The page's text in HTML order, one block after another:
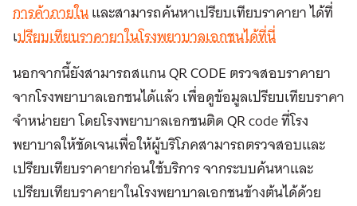
การค้าภายในและสามารถค้นหาเปรียบเทียบราคายา ได้ที่
เปรียบเทียบราคายาในโรงพยาบาลเอกชนได้ที่นี่
นอกจากนี้ยังสามารถสแกน QR CODE ตรวจสอบราคายา
จากโรงพยาบาลเอกชนได้แล้ว เพื่อดูข้อมูลเปรียบเทียบราคา
จำหน่ายยา โดยโรงพยาบาลเอกชนติด QR code ที่โรง
พยาบาลให้ชัดเจนเพื่อให้ผู้บริโภคสามารถตรวจสอบและ
เปรียบเทียบราคายาก่อนใช้บริการ จากระบบค้นหาและ
เปรียบเทียบราคายาในโรงพยาบาลเอกชนข้างต้นได้ด้วย